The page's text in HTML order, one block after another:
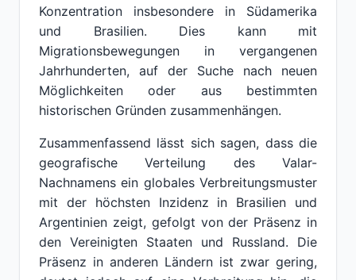
Konzentration insbesondere in Südamerika
und Brasilien. Dies kann mit
Migrationsbewegungen in vergangenen
Jahrhunderten, auf der Suche nach neuen
Möglichkeiten oder aus bestimmten
historischen Gründen zusammenhängen.
Zusammenfassend lässt sich sagen, dass die
geografische Verteilung des Valar-
Nachnamens ein globales Verbreitungsmuster
mit der höchsten Inzidenz in Brasilien und
Argentinien zeigt, gefolgt von der Präsenz in
den Vereinigten Staaten und Russland. Die
Präsenz in anderen Ländern ist zwar gering,